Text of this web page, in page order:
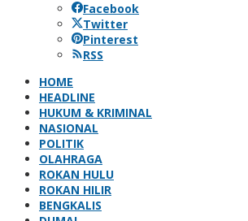
Facebook
Twitter
Pinterest
RSS
HOME
HEADLINE
HUKUM & KRIMINAL
NASIONAL
POLITIK
OLAHRAGA
ROKAN HULU
ROKAN HILIR
BENGKALIS